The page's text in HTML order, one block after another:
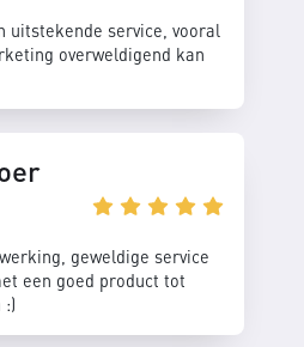
uitstekende service, vooral
overweldigend kan
geweldige service
een goed product tot
:)